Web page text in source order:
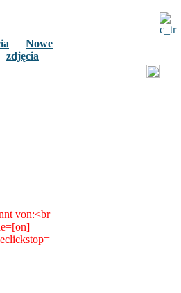
Nowe
zdjęcia